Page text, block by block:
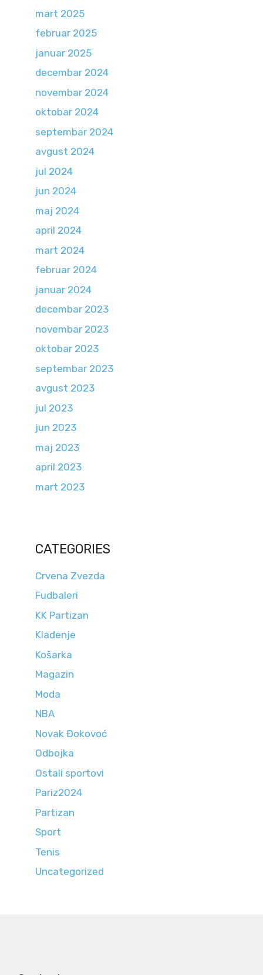
mart 2025
februar 2025
januar 2025
decembar 2024
novembar 2024
oktobar 2024
septembar 2024
avgust 2024
jul 2024
jun 2024
maj 2024
april 2024
mart 2024
februar 2024
januar 2024
decembar 2023
novembar 2023
oktobar 2023
septembar 2023
avgust 2023
jul 2023
jun 2023
maj 2023
april 2023
mart 2023
CATEGORIES
Crvena Zvezda
Fudbaleri
KK Partizan
Klađenje
Košarka
Magazin
Moda
NBA
Novak Đokovoć
Odbojka
Ostali sportovi
Pariz2024
Partizan
Sport
Tenis
Uncategorized